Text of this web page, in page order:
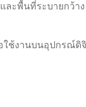
ะพื้นที่ระบายกว้า
ช้งานบนอุปกรณ์ดิ